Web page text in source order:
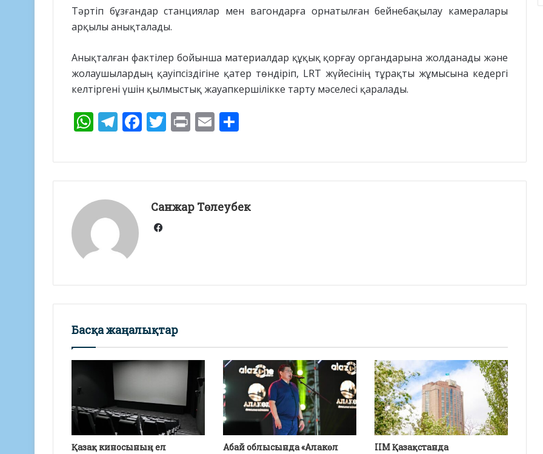
Тәртіп бұзғандар станциялар мен вагондарға орнатылған бейнебақылау камералары
арқылы анықталады.
Анықталған фактілер бойынша материалдар құқық қорғау органдарына жолданады және
жолаушылардың қауіпсіздігіне қатер төндіріп, LRT жүйесінің тұрақты жұмысына кедергі
келтіргені үшін қылмыстық жауапкершілікке тарту мәселесі қаралады.
W
h
at
s
A
p
p
T
el
e
gr
a
m
F
ac
e
b
o
o
T
w
itt
er
Pr
in
t
E
m
ai
l
ar
e
Санжар Төлеубек
Facebook
Басқа жаңалықтар
Қазақ киносының ел
Абай облысында «Алакөл
ІІМ Қазақстанда